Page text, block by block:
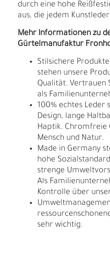
durch eine hohe
aus, die jedem
Mehr Informationen zu
Gürtelmanufaktur
Stilsichere
stehen unsere
Qualität. Vertrauen
als
100% echtes
Design, lange
Haptik. Chromfreie
Mensch und Natur.
Made in Germany
hohe
strenge
Als
Kontrolle über
sehr wichtig.